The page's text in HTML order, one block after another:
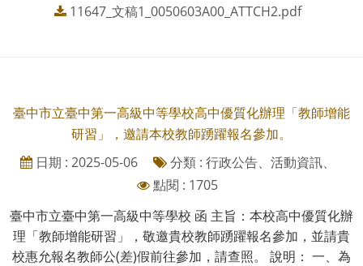
11647_文稿1_0050603A00_ATTCH2.pdf
臺中市立臺中第一高級中等學校高中優質化辦理「教師增能
研習」，邀請本校教師踴躍報名參加。
日期 : 2025-05-06
分類 : 行政公告、活動資訊、
點閱 : 1705
臺中市立臺中第一高級中等學校 函 主旨：本校高中優質化辦
理「教師增能研習」，敬邀貴校教師踴躍報名參加，並請貴
校惠允報名教師公(差)假前往參加，請查照。 說明： 一、為